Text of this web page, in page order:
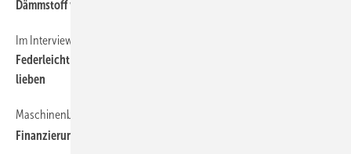
Dämmstoff vereinfacht Montageprozesse
Im Interview mit Kneer, Rehau und Saint Gobain Glassolutions
Federleicht und superstark – das Fenster, das (auch) die Monteure
lieben
Maschinenbauer Stürtz in finanzieller Schieflage
Finanzierungsprobleme zwingen zu Insolvenzantrag